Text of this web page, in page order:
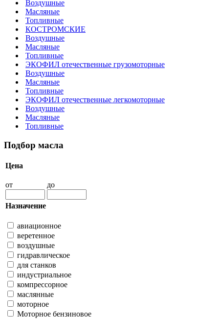
Воздушные
Масляные
Топливные
КОСТРОМСКИЕ
Воздушные
Масляные
Топливные
ЭКОФИЛ отечественные грузомоторные
Воздушные
Масляные
Топливные
ЭКОФИЛ отечественные легкомоторные
Воздушные
Масляные
Топливные
Подбор масла
Цена
от до
Назначение
авиационное
веретенное
воздушные
гидравлическое
для станков
индустриальное
компрессорное
маслянные
моторное
Моторное бензиновое